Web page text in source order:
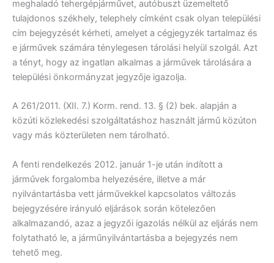
meghaladó tehergépjárművet, autóbuszt üzemeltető
tulajdonos székhely, telephely címként csak olyan települési
cím bejegyzését kérheti, amelyet a cégjegyzék tartalmaz és
e járművek számára ténylegesen tárolási helyül szolgál. Azt
a tényt, hogy az ingatlan alkalmas a járművek tárolására a
települési önkormányzat jegyzője igazolja.
A 261/2011. (XII. 7.) Korm. rend. 13. § (2) bek. alapján a
közúti közlekedési szolgáltatáshoz használt jármű közúton
vagy más közterületen nem tárolható.
A fenti rendelkezés 2012. január 1-je után indított a
járművek forgalomba helyezésére, illetve a már
nyilvántartásba vett járművekkel kapcsolatos változás
bejegyzésére irányuló eljárások során kötelezően
alkalmazandó, azaz a jegyzői igazolás nélkül az eljárás nem
folytatható le, a járműnyilvántartásba a bejegyzés nem
tehető meg.